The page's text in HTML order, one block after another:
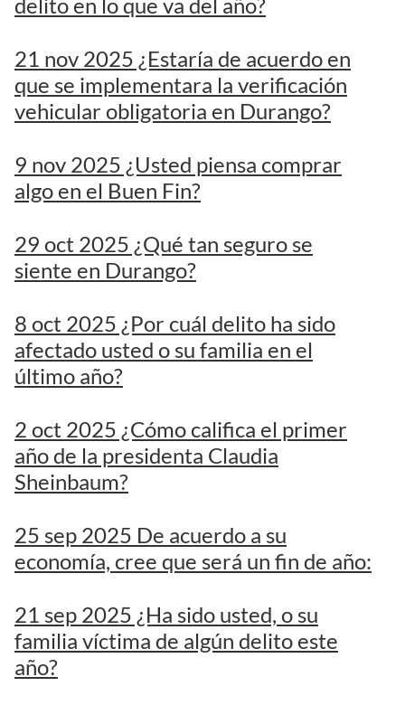
21 nov 2025 ¿Estaría de acuerdo en
que se implementara la verificación
vehicular obligatoria en Durango?
9 nov 2025 ¿Usted piensa comprar
algo en el Buen Fin?
29 oct 2025 ¿Qué tan seguro se
siente en Durango?
8 oct 2025 ¿Por cuál delito ha sido
afectado usted o su familia en el
último año?
2 oct 2025 ¿Cómo califica el primer
año de la presidenta Claudia
Sheinbaum?
25 sep 2025 De acuerdo a su
economía, cree que será un fin de año:
21 sep 2025 ¿Ha sido usted, o su
familia víctima de algún delito este
año?